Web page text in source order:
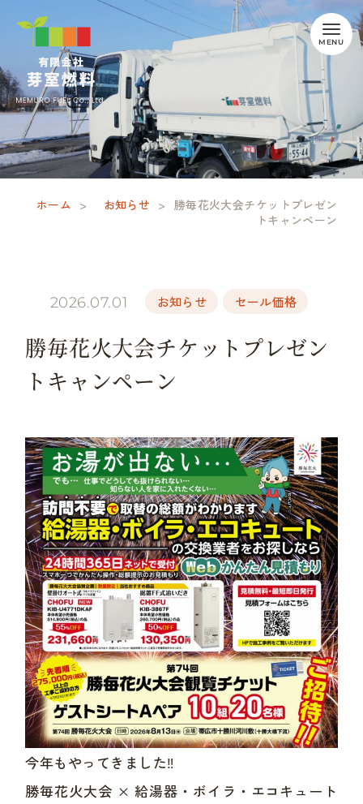
ホーム > お知らせ > 勝毎花火大会チケットプレゼン
トキャンペーン
2026.07.01 お知らせ セール価格
勝毎花火大会チケットプレゼン
トキャンペーン
今年もやってきました‼️
勝毎花火大会 × 給湯器・ボイラ・エコキュート